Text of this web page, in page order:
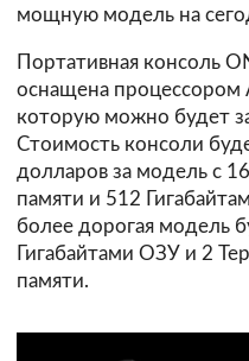
мощную модель на
Портативная консоль
оснащена процессором
которую можно будет
Стоимость консоли
долларов за модель с
памяти и 512
более дорогая модель
Гигабайтами ОЗУ и 2
памяти.